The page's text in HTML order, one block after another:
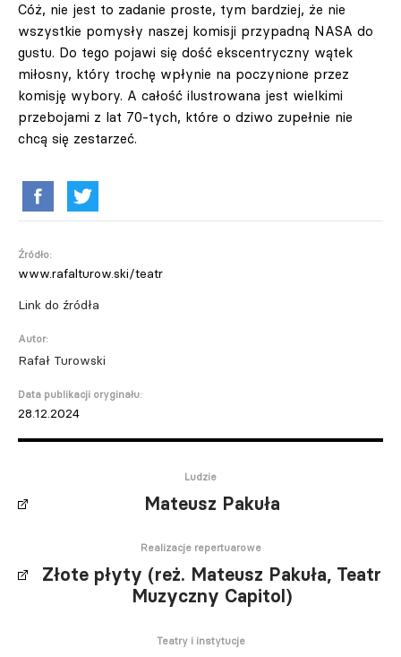
Cóż, nie jest to zadanie proste, tym bardziej, że nie
wszystkie pomysły naszej komisji przypadną NASA do
gustu. Do tego pojawi się dość ekscentryczny wątek
miłosny, który trochę wpłynie na poczynione przez
komisję wybory. A całość ilustrowana jest wielkimi
przebojami z lat 70-tych, które o dziwo zupełnie nie
chcą się zestarzeć.
Źródło:
www.rafalturow.ski/teatr
Link do źródła
Autor:
Rafał Turowski
Data publikacji oryginału:
28.12.2024
Ludzie
Mateusz Pakuła
Realizacje repertuarowe
Złote płyty (reż. Mateusz Pakuła, Teatr
Muzyczny Capitol)
Teatry i instytucje